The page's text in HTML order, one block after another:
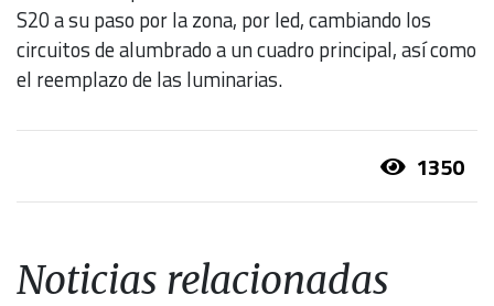
S20 a su paso por la zona, por led, cambiando los
circuitos de alumbrado a un cuadro principal, así como
el reemplazo de las luminarias.
1350
Noticias relacionadas